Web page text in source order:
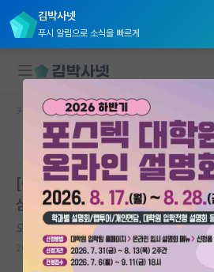
김박사넷
푸시 알림으로 소식을 빠르게
대학원생 모집
국내대학원 정보
연구실&오픈랩
커뮤니티
커뮤니티 홈
커뮤니티 홈 홍보 게시판
본문이 수정되지 않는 박제글입니다.
[중앙대학교 심리학과] 개인 특성과
심리학 연구 참여자를 모집합니다!
오만한 비트겐슈타인
2026.05.05 0